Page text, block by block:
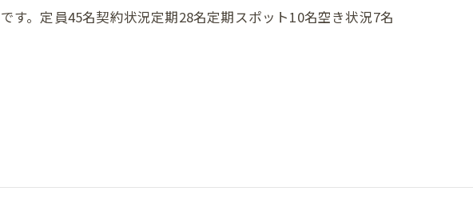
です。定員45名契約状況定期28名定期スポット10名空き状況7名